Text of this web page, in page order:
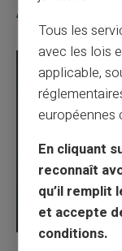
Articles similaires
Tous les
avec les lois
applicable,
européennes
En cliquant
reconnaît
qu’il remplit
et accepte
conditions.